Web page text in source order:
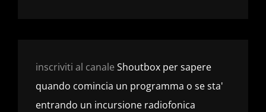
inscriviti al canale Shoutbox per sapere
quando comincia un programma o se sta'
entrando un incursione radiofonica